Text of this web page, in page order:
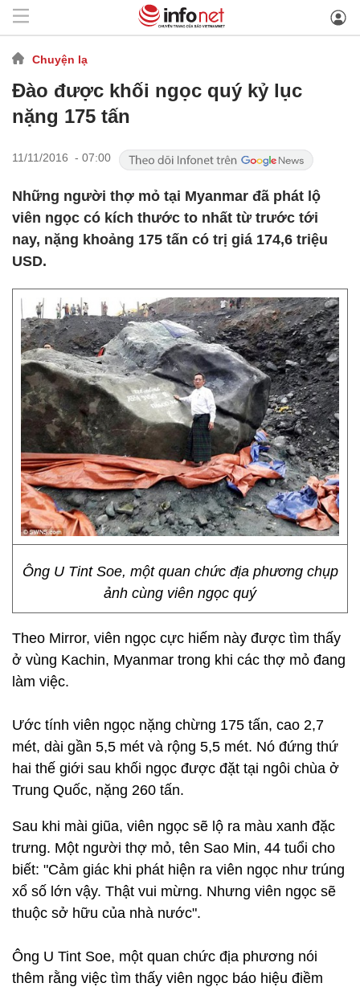
Chuyện lạ
Đào được khối ngọc quý kỷ lục
nặng 175 tấn
11/11/2016 - 07:00
Những người thợ mỏ tại Myanmar đã phát lộ
viên ngọc có kích thước to nhất từ trước tới
nay, nặng khoảng 175 tấn có trị giá 174,6 triệu
USD.
Ông U Tint Soe, một quan chức địa phương chụp
ảnh cùng viên ngọc quý
Theo Mirror, viên ngọc cực hiếm này được tìm thấy
ở vùng Kachin, Myanmar trong khi các thợ mỏ đang
làm việc.
Ước tính viên ngọc nặng chừng 175 tấn, cao 2,7
mét, dài gần 5,5 mét và rộng 5,5 mét. Nó đứng thứ
hai thế giới sau khối ngọc được đặt tại ngôi chùa ở
Trung Quốc, nặng 260 tấn.
Sau khi mài giũa, viên ngọc sẽ lộ ra màu xanh đặc
trưng. Một người thợ mỏ, tên Sao Min, 44 tuổi cho
biết: "Cảm giác khi phát hiện ra viên ngọc như trúng
xổ số lớn vậy. Thật vui mừng. Nhưng viên ngọc sẽ
thuộc sở hữu của nhà nước".
Ông U Tint Soe, một quan chức địa phương nói
thêm rằng việc tìm thấy viên ngọc báo hiệu điềm